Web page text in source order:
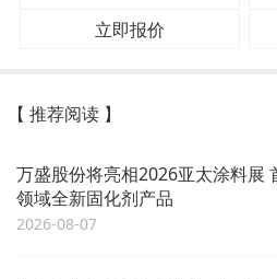
立即报价
【 推荐阅读 】
万盛股份将亮相2026亚太涂料展
领域全新固化剂产品
2026-08-07